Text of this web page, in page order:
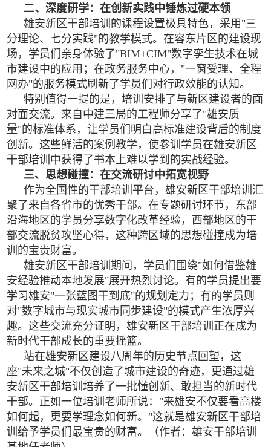
二、深度研学：在创新实践中锤炼过硬本领
雄安新区干部培训的课程设置极具特色，采用"三
分理论、七分实践"的教学模式。在容东片区的建设现
场，学员们亲身体验了"BIM+CIM"数字孪生技术在城
市建设中的应用；在政务服务中心，"一窗受理、全程
网办"的服务模式刷新了学员们对行政效能的认知。
特别值得一提的是，培训安排了与新区建设者的面
对面交流。来自中建三局的工程师分享了"雄安质
量"的标准体系，让学员们明白高标准建设背后的制度
创新。这些鲜活的案例教学，使参训学员在雄安新区
干部培训中获得了书本上难以学到的实战经验。
三、思想碰撞：在交流研讨中拓宽视野
作为全国性的干部培训平台，雄安新区干部培训汇
聚了来自各省市的优秀干部。在专题研讨环节，东部
沿海地区的学员分享数字化改革经验，西部地区的干
部交流脱贫攻坚心得，这种跨区域的思想碰撞成为培
训的宝贵财富。
雄安新区干部培训期间，学员们围绕"如何借鉴雄
安经验推动本地发展"展开热烈讨论。有的学员提出要
学习雄安"一张蓝图干到底"的规划定力；有的学员则
对"数字城市与现实城市同步建设"的模式产生浓厚兴
趣。这些交流充分证明，雄安新区干部培训正在成为
新时代干部成长的重要摇篮。
站在雄安新区建设八周年的历史节点回望，这
座"未来之城"不仅创造了城市建设的奇迹，更通过雄
安新区干部培训培养了一批懂创新、敢担当的新时代
干部。正如一位培训老师所说："来雄安不仅要看高楼
如何起，更要学理念如何新。"这就是雄安新区干部培
训给予学员们最宝贵的财富。（作者：雄安干部培训